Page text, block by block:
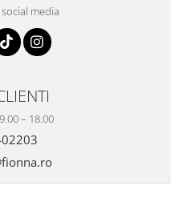
media
– 18.00